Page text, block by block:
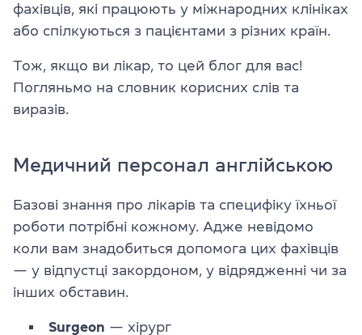
фахівців, які працюють у міжнародних клініках
або спілкуються з пацієнтами з різних країн.
Тож, якщо ви лікар, то цей блог для вас!
Погляньмо на словник корисних слів та
виразів.
Медичний персонал англійською
Базові знання про лікарів та специфіку їхньої
роботи потрібні кожному. Адже невідомо
коли вам знадобиться допомога цих фахівців
— у відпустці закордоном, у відрядженні чи за
інших обставин.
Surgeon — хірург